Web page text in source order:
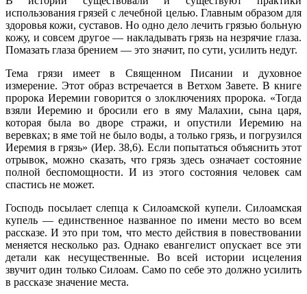
использования грязей с лечебной целью. Главным образом для
здоровья кожи, суставов. Но одно дело лечить грязью больную
кожу, и совсем другое — накладывать грязь на незрячие глаза.
Помазать глаза брением — это значит, по сути, усилить недуг.
Тема грязи имеет в Священном Писании и духовное
измерение. Этот образ встречается в Ветхом Завете. В книге
пророка Иеремии говорится о злоключениях пророка. «Тогда
взяли Иеремию и бросили его в яму Малахии, сына царя,
которая была во дворе стражи, и опустили Иеремию на
веревках; в яме той не было воды, а только грязь, и погрузился
Иеремия в грязь» (Иер. 38,6). Если попытаться объяснить этот
отрывок, можно сказать, что грязь здесь означает состояние
полной беспомощности. И из этого состояния человек сам
спастись не может.
Господь посылает слепца к Силоамской купели. Силоамская
купель — единственное названное по имени место во всем
рассказе. И это при том, что место действия в повествовании
меняется несколько раз. Однако евангелист опускает все эти
детали как несущественные. Во всей истории исцеления
звучит один только Силоам. Само по себе это должно усилить
в рассказе значение места.